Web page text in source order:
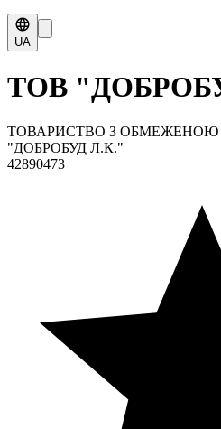
UA
ТОВ
ТОВАРИСТВО З ОБМЕЖЕНОЮ
"ДОБРОБУД Л.К."
42890473